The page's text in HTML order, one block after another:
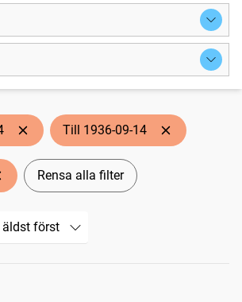
Till 1936-09-14
Rensa alla filter